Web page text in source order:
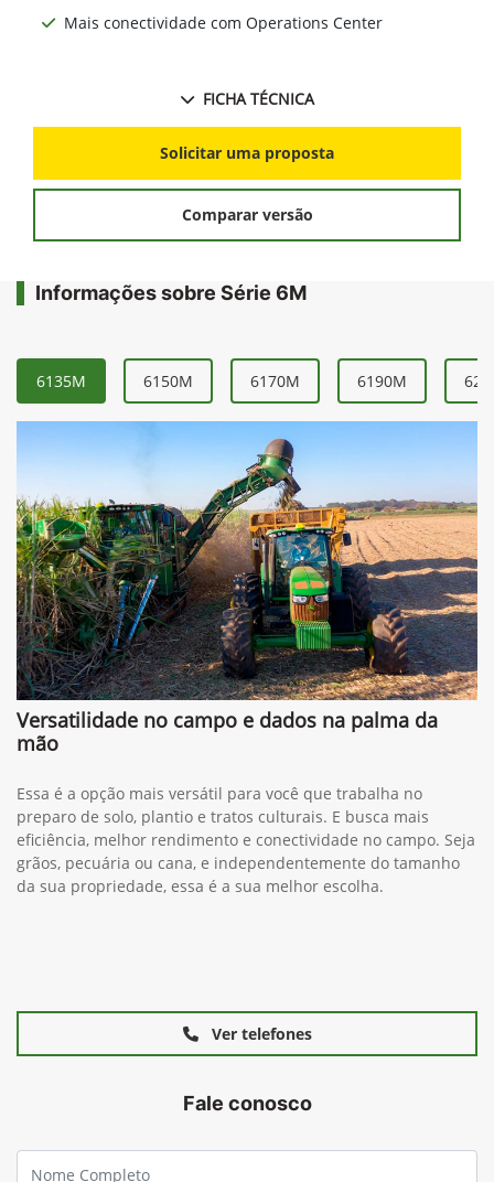
Mais conectividade com Operations Center
FICHA TÉCNICA
Solicitar uma proposta
Comparar versão
Informações sobre Série 6M
6135M 6150M 6170M 6190M
Versatilidade no campo e dados na palma da
mão
Essa é a opção mais versátil para você que trabalha no
preparo de solo, plantio e tratos culturais. E busca mais
eficiência, melhor rendimento e conectividade no campo. Seja
grãos, pecuária ou cana, e independentemente do tamanho
da sua propriedade, essa é a sua melhor escolha.
Ver telefones
Fale conosco